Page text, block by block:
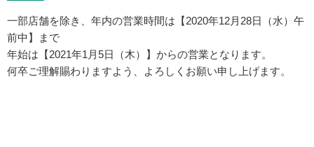
一部店舗を除き、年内の営業時間は【2020年12月28日（水）午
前中】まで
年始は【2021年1月5日（木）】からの営業となります。
何卒ご理解賜わりますよう、よろしくお願い申し上げます。